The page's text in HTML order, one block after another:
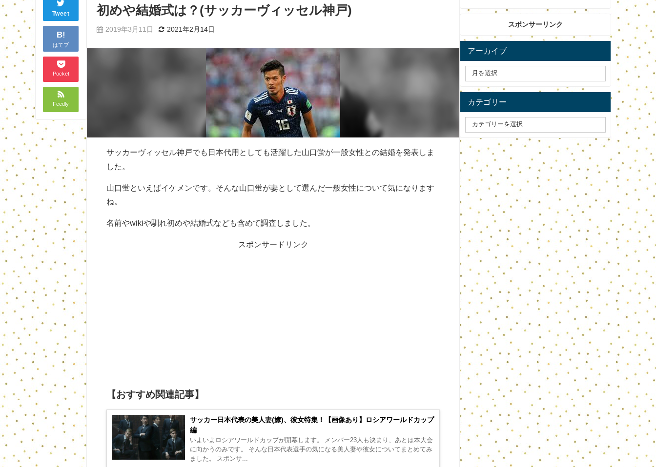
Tweet
B!
はてブ
Pocket
Feedly
初めや結婚式は？(サッカーヴィッセル神戸)
2019年3月11日 2021年2月14日
サッカーヴィッセル神戸でも日本代用としても活躍した山口蛍が一般女性との結婚を発表しま
した。
山口蛍といえばイケメンです。そんな山口蛍が妻として選んだ一般女性について気になります
ね。
名前やwikiや馴れ初めや結婚式なども含めて調査しました。
スポンサードリンク
【おすすめ関連記事】
サッカー日本代表の美人妻(嫁)、彼女特集！【画像あり】ロシアワールドカップ
編
いよいよロシアワールドカップが開幕します。 メンバー23人も決まり、あとは本大会
に向かうのみです。 そんな日本代表選手の気になる美人妻や彼女についてまとめてみ
ました。 スポンサ...
スポンサーリンク
アーカイブ
カテゴリー